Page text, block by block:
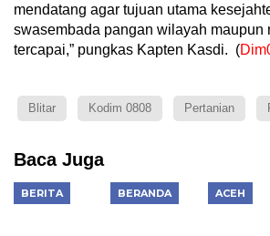
mendatang agar tujuan utama
swasembada pangan wilayah maupun
tercapai,” pungkas Kapten Kasdi. (
Blitar Kodim 0808 Pertanian
Baca Juga
BERITA BERANDA ACEH